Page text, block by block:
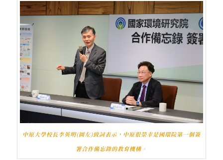
中原大學校長李英明(圖左)致詞表示，中原很榮幸是國環院第一個簽
署合作備忘錄的教育機構。